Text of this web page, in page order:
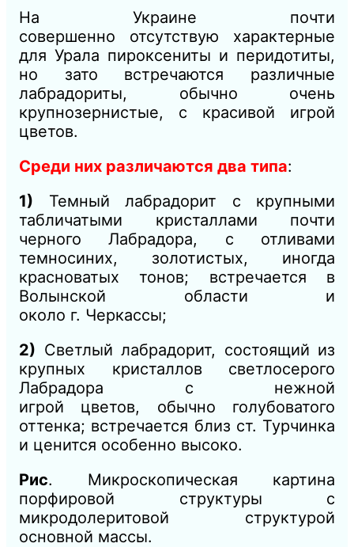
На Украине почти
совершенно отсутствую характерные
для Урала пироксениты и перидотиты,
но зато встречаются различные
лабрадориты, обычно очень
крупнозернистые, с красивой игрой
цветов.
Среди них различаются два типа:
1) Темный лабрадорит с крупными
табличатыми кристаллами почти
черногоЛабрадора, с отливами
темносиних, золотистых, иногда
красноватых тонов; встречается в
Волынской области и
около г. Черкассы;
2) Светлый лабрадорит, состоящий из
крупных кристаллов светлосерого
Лабрадора с нежной
игрой цветов, обычно голубоватого
оттенка; встречается близ ст. Турчинка
и ценится особенно высоко.
Рис. Микроскопическая картина
порфировой структуры с
микродолеритовой структурой
основной массы.